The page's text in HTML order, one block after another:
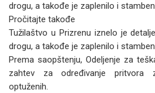
drogu, a takođe je zaplenilo i
Pročitajte takođe
Tužilaštvo u Prizrenu iznelo je
drogu, a takođe je zaplenilo i
Prema saopštenju, Odeljenje za
zahtev za određivanje pritvora
optuženih.